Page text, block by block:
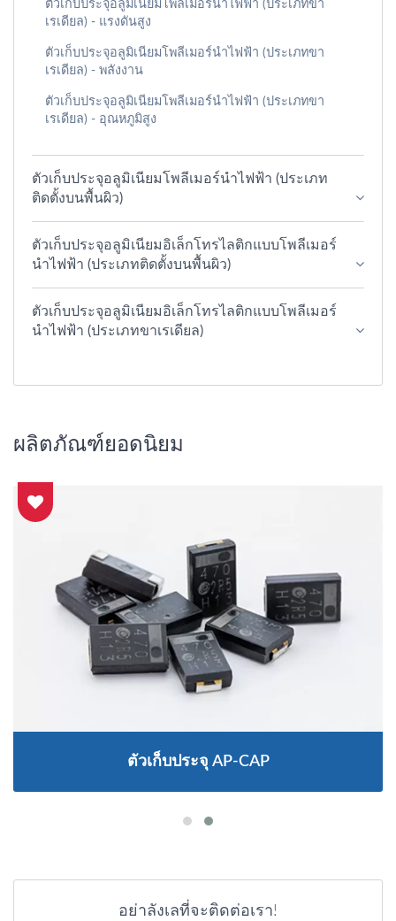
ตัวเก็บประจุอลูมิเนียมโพลีเมอร์นำไฟฟ้า (ประเภทขา
เรเดียล) - แรงดันสูง
ตัวเก็บประจุอลูมิเนียมโพลีเมอร์นำไฟฟ้า (ประเภทขา
เรเดียล) - พลังงาน
ตัวเก็บประจุอลูมิเนียมโพลีเมอร์นำไฟฟ้า (ประเภทขา
เรเดียล) - อุณหภูมิสูง
ตัวเก็บประจุอลูมิเนียมโพลีเมอร์นำไฟฟ้า (ประเภท
ติดตั้งบนพื้นผิว)
ตัวเก็บประจุอลูมิเนียมอิเล็กโทรไลติกแบบโพลีเมอร์
นำไฟฟ้า (ประเภทติดตั้งบนพื้นผิว)
ตัวเก็บประจุอลูมิเนียมอิเล็กโทรไลติกแบบโพลีเมอร์
นำไฟฟ้า (ประเภทขาเรเดียล)
ผลิตภัณฑ์ยอดนิยม
ตัวเก็บประจุ AP-CAP
อย่าลังเลที่จะติดต่อเรา!